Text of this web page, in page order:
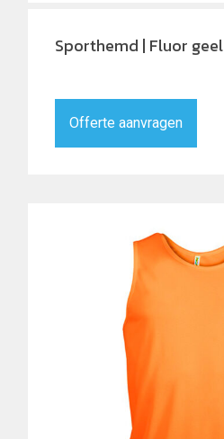
Sporthemd | Fluor geel
Offerte aanvragen